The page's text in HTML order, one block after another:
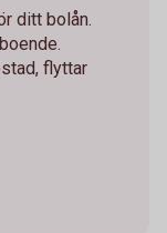
ditt bolån.
flyttar